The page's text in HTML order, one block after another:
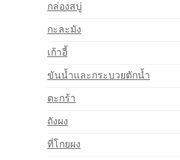
กล่องสบู่
กะละมัง
เก้าอี้
ขันน้ำและกระบวยตักน้ำ
ตะกร้า
ถังผง
ที่โกยผง